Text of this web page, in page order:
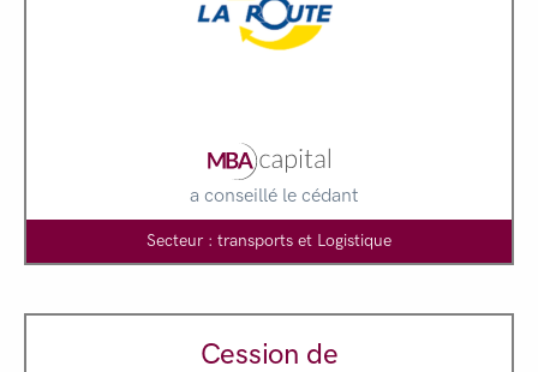
a conseillé le cédant
Secteur : transports et Logistique
Cession de